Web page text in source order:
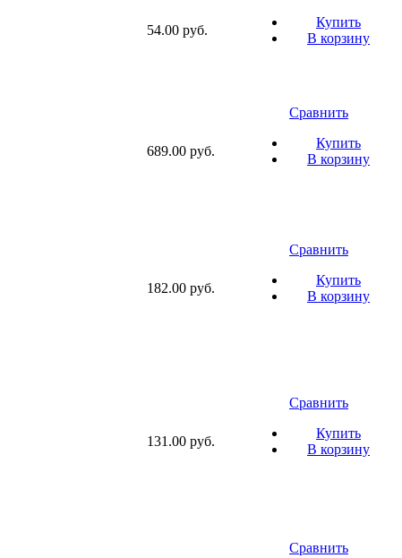
54.00 руб.
Купить
В корзину
689.00 руб.
Сравнить
Купить
В корзину
182.00 руб.
Сравнить
Купить
В корзину
131.00 руб.
Сравнить
Купить
В корзину
Сравнить